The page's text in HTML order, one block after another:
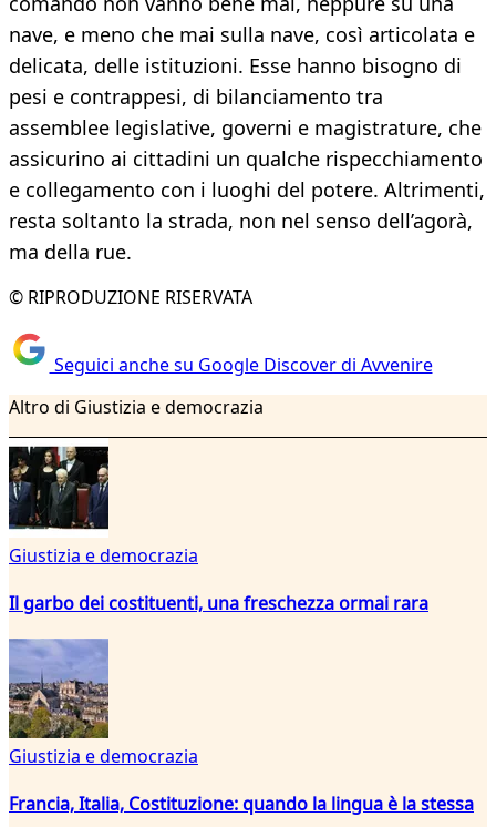
nave, e meno che mai sulla nave, così articolata e
delicata, delle istituzioni. Esse hanno bisogno di
pesi e contrappesi, di bilanciamento tra
assemblee legislative, governi e magistrature, che
assicurino ai cittadini un qualche rispecchiamento
e collegamento con i luoghi del potere. Altrimenti,
resta soltanto la strada, non nel senso dell’agorà,
ma della rue.
© RIPRODUZIONE RISERVATA
Seguici anche su Google Discover di Avvenire
Altro di Giustizia e democrazia
Giustizia e democrazia
Il garbo dei costituenti, una freschezza ormai rara
Giustizia e democrazia
Francia, Italia, Costituzione: quando la lingua è la stessa